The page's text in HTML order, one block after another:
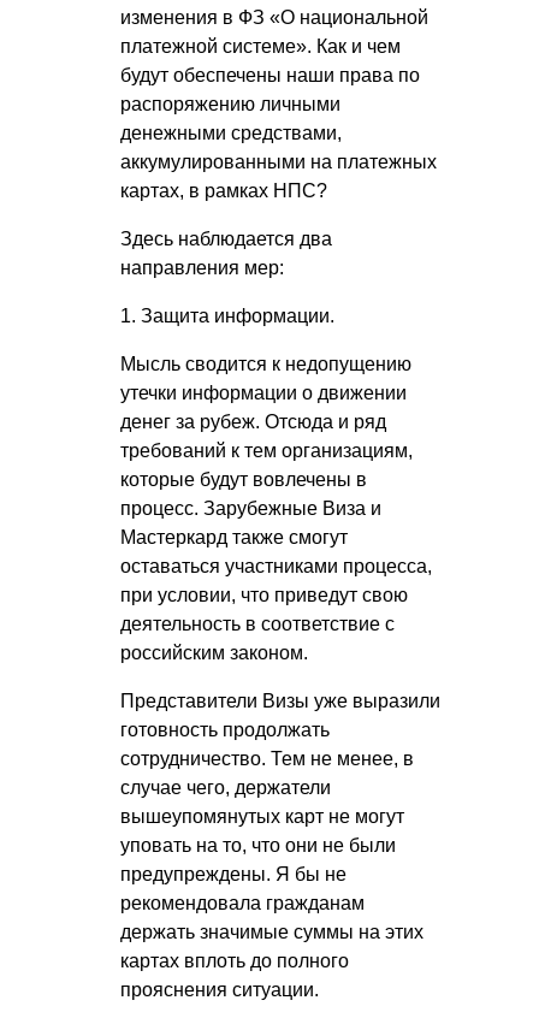
изменения в ФЗ «О национальной
платежной системе». Как и чем
будут обеспечены наши права по
распоряжению личными
денежными средствами,
аккумулированными на платежных
картах, в рамках НПС?
Здесь наблюдается два
направления мер:
1. Защита информации.
Мысль сводится к недопущению
утечки информации о движении
денег за рубеж. Отсюда и ряд
требований к тем организациям,
которые будут вовлечены в
процесс. Зарубежные Виза и
Мастеркард также смогут
оставаться участниками процесса,
при условии, что приведут свою
деятельность в соответствие с
российским законом.
Представители Визы уже выразили
готовность продолжать
сотрудничество. Тем не менее, в
случае чего, держатели
вышеупомянутых карт не могут
уповать на то, что они не были
предупреждены. Я бы не
рекомендовала гражданам
держать значимые суммы на этих
картах вплоть до полного
прояснения ситуации.